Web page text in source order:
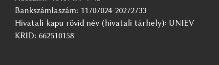
Bankszámlaszám: 11707024-20272733
Hivatali kapu rövid név (hivatali tárhely): UNIEV
KRID: 662510158